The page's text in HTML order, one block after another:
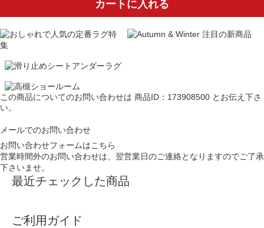
カートに入れる
この商品についてのお問い合わせは 商品ID：173908500 とお伝え下さ
い。
メールでのお問い合わせ
お問い合わせフォームはこちら
営業時間外のお問い合わせは、翌営業日のご連絡となりますのでご了承
下さいませ。
最近チェックした商品
ご利用ガイド